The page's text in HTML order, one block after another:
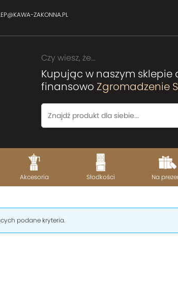
ZAKONNA.PL
Czy wiesz, że...
Kupując w naszym
finansowo Zgromadzenie
Akcesoria Słodkości Na
podane kryteria.